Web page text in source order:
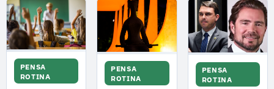
social do evento
esportivo em
mais uma coluna
Pensa Rotina.
PENSA
ROTINA
PENSA
ROTINA
PENSA
ROTINA